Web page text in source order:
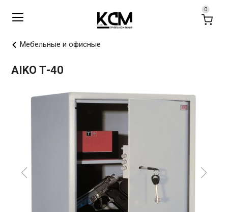
Мебельные и офисные
AIKO Т-40